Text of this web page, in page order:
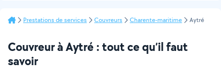
Prestations de services Couvreurs Charente-maritime Aytré
Couvreur à Aytré : tout ce qu’il faut
savoir